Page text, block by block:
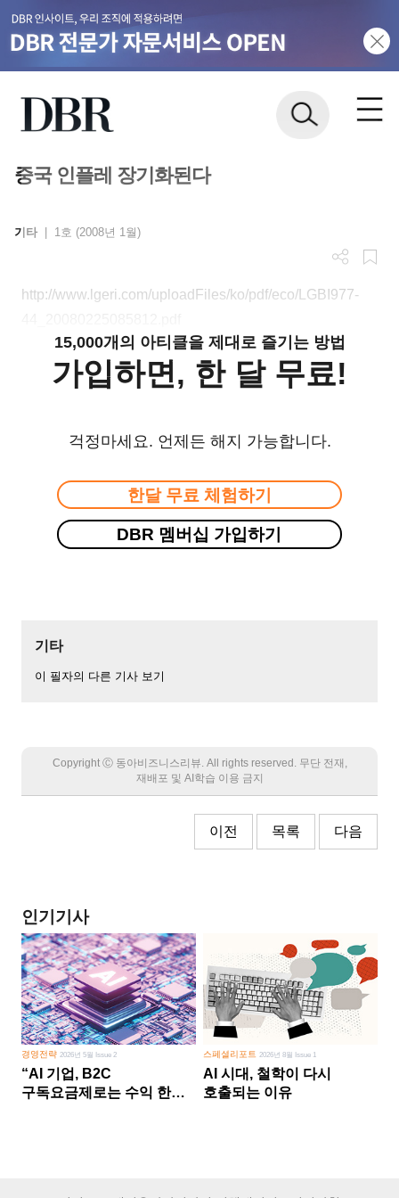
중국 인플레 장기화된다
기타 1호 (2008년 1월)
http://www.lgeri.com/uploadFiles/ko/pdf/eco/LGBI977-
15,000개의 아티클을 제대로 즐기는 방법
가입하면, 한 달 무료!
걱정마세요. 언제든 해지 가능합니다.
한달 무료 체험하기
DBR 멤버십 가입하기
기타
이 필자의 다른 기사 보기
Copyright Ⓒ 동아비즈니스리뷰. All rights reserved. 무단 전재,
재배포 및 AI학습 이용 금지
이전 목록 다음
인기기사
경영전략 2026년 5월 Issue 2
“AI 기업, B2C
구독요금제로는 수익 한계
스페셜리포트 2026년 8월 Issue 1
AI 시대, 철학이 다시
호출되는 이유